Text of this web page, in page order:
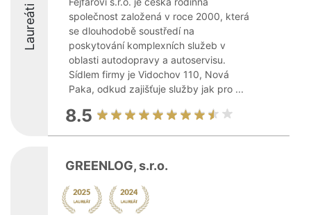
Laureáti
společnost založená v roce 2000, která
se dlouhodobě soustředí na
poskytování komplexních služeb v
oblasti autodopravy a autoservisu.
Sídlem firmy je Vidochov 110, Nová
Paka, odkud zajišťuje služby jak pro ...
8.5
GREENLOG, s.r.o.